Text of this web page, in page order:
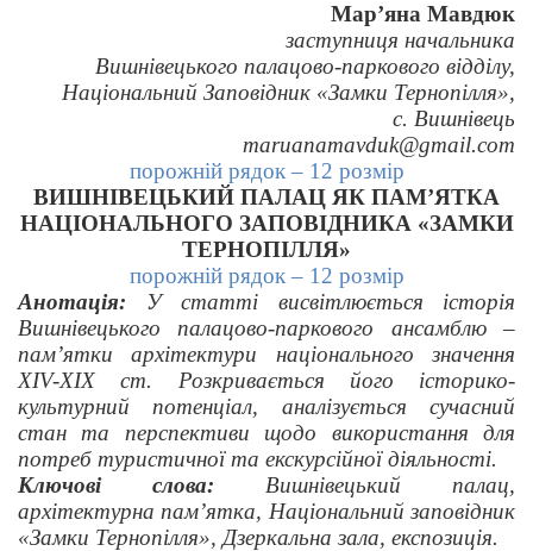
Мар’яна Мавдюк
заступниця начальника
Вишнівецького палацово-паркового відділу,
Національний Заповідник «Замки Тернопілля»,
с. Вишнівець
maruanamavduk@gmail.com
порожній рядок – 12 розмір
ВИШНІВЕЦЬКИЙ ПАЛАЦ ЯК ПАМ’ЯТКА
НАЦІОНАЛЬНОГО ЗАПОВІДНИКА «ЗАМКИ
ТЕРНОПІЛЛЯ»
порожній рядок – 12 розмір
Анотація:
У статті висвітлюється історія
Вишнівецького палацово-паркового ансамблю –
пам’ятки архітектури національного значення
XІV-XIX ст. Розкривається його історико-
культурний потенціал, аналізується сучасний
стан та перспективи щодо використання для
потреб туристичної та екскурсійної діяльності.
Ключові слова: Вишнівецький палац,
архітектурна пам’ятка, Національний заповідник
«Замки Тернопілля», Дзеркальна зала, експозиція.